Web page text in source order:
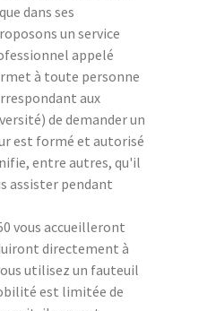
dans ses
un service
appelé
à toute personne
aux
de demander un
est formé et autorisé
entre autres, qu'il
assister pendant
vous accueilleront
directement à
utilisez un fauteuil
est limitée de